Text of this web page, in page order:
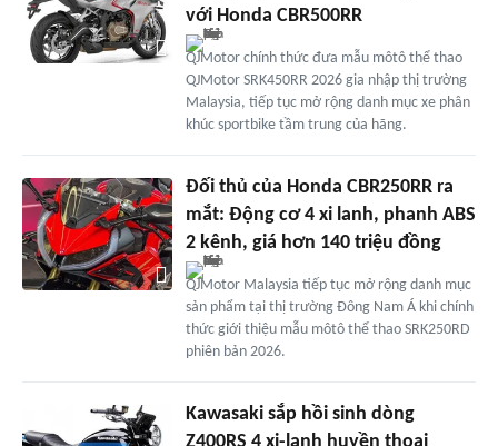
với Honda CBR500RR
QJMotor chính thức đưa mẫu môtô thể thao
QJMotor SRK450RR 2026 gia nhập thị trường
Malaysia, tiếp tục mở rộng danh mục xe phân
khúc sportbike tầm trung của hãng.
Đối thủ của Honda CBR250RR ra
mắt: Động cơ 4 xi lanh, phanh ABS
2 kênh, giá hơn 140 triệu đồng
QJMotor Malaysia tiếp tục mở rộng danh mục
sản phẩm tại thị trường Đông Nam Á khi chính
thức giới thiệu mẫu môtô thể thao SRK250RD
phiên bản 2026.
Kawasaki sắp hồi sinh dòng